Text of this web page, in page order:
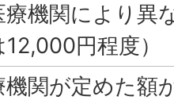
療機関により
円程度）
機関が定めた額